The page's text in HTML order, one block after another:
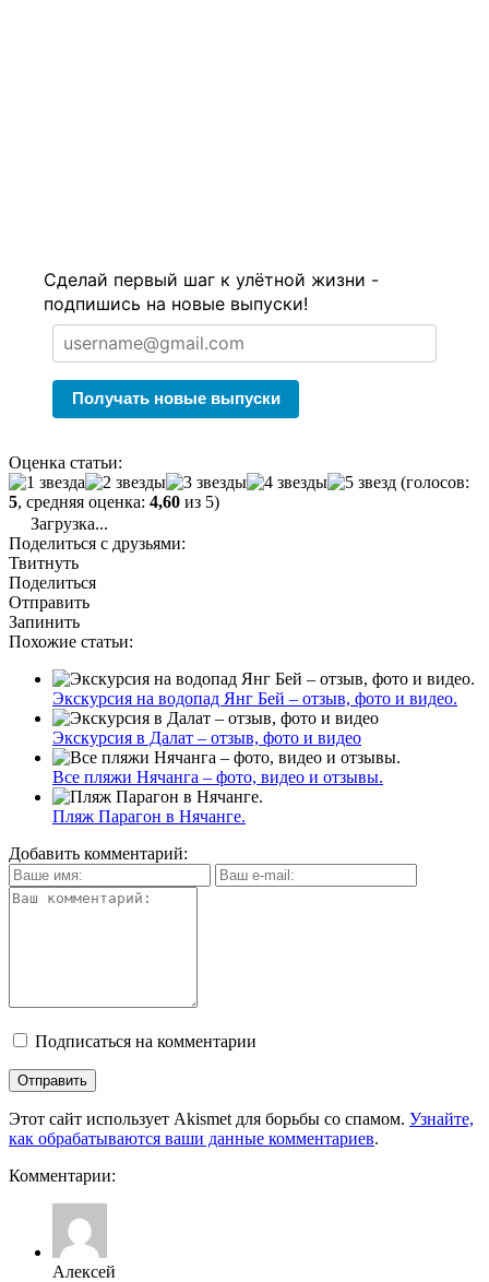
Сделай первый шаг к улётной жизни -
подпишись на новые выпуски!
Получать новые выпуски
Оценка статьи:
(голосов:
5, средняя оценка: 4,60 из 5)
Загрузка...
Поделиться с друзьями:
Твитнуть
Поделиться
Отправить
Запинить
Похожие статьи:
Экскурсия на водопад Янг Бей – отзыв, фото и видео.
Экскурсия в Далат – отзыв, фото и видео
Все пляжи Нячанга – фото, видео и отзывы.
Пляж Парагон в Нячанге.
Добавить комментарий:
Подписаться на комментарии
Этот сайт использует Akismet для борьбы со спамом. Узнайте,
как обрабатываются ваши данные комментариев.
Комментарии:
Алексей